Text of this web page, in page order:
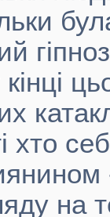
хто
на